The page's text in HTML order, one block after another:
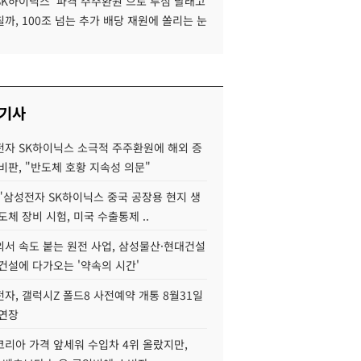
까, 100조 넘는 추가 배당 재원에 쏠리는 눈
사
자 SK하이닉스 소극적 주주환원에 해외 증
판, "반도체 호황 지속성 의문"
성전자 SK하이닉스 중국 공장용 현지 생
체 장비 시험, 미국 수출통제 ..
서 속도 붙는 원전 사업, 삼성물산·현대건설
설에 다가오는 '약속의 시간'
자, 갤럭시Z 폴드8 사전예약 개통 8월31일
장
리아 가격 앞세워 수입차 4위 올랐지만,